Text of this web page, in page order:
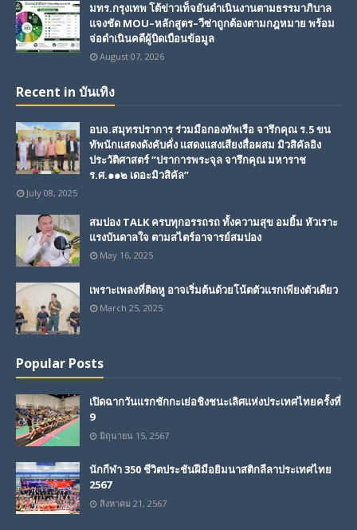
มทร.กรุงเทพ โต้ข่าวเท็จยันดำเนินงานตามธรรมาภิบาล
แจงชัด MOU–หลักสูตร–วีซ่าถูกต้องตามกฎหมาย พร้อม
จ่อดำเนินคดีผู้บิดเบือนข้อมูล
August 07, 2026
Recent in บันเทิง
อบจ.สมุทรปราการ ร่วมมือกองทัพเรือ จารึกคุณ ร.5 ขน
ทัพนักแสดงดังคับคั่ง แสดงแสงเสียงสื่อผสม มิวสิคัลอิง
ประวัติศาสตร์ “ปราการพระจุล จารึกคุณ มหาราช
ร.ศ.๑๑๒ เดอะมิวสิคัล”
July 08, 2025
สมปอง TALK ครบทุกอรรถรถ ทั้งความสุข อมยิ้ม หัวเราะ
แรงบันดาลใจ ตามสไตร์อาจารย์สมปอง
May 16, 2025
เพราะเพลงที่ติดหู อาจเริ่มต้นด้วยโน้ตตัวแรกเพียงตัวเดียว
March 25, 2025
Popular Posts
เปิดฉากวันแรกชักกะเย่อชิงชนะเลิศแห่งประเทศไทยครั้งที่
9
มิถุนายน 15, 2567
นักกีฬา 350 ชีวิตประชันฝีมือยิมนาสติกลีลาประเทศไทย
2567
สิงหาคม 21, 2567